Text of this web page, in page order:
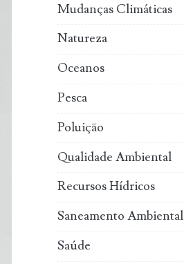
Mudanças Climáticas
Natureza
Oceanos
Pesca
Poluição
Qualidade Ambiental
Recursos Hídricos
Saneamento Ambiental
Saúde